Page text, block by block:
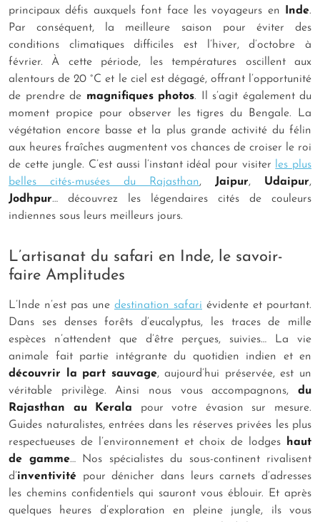
principaux défis auxquels font face les voyageurs en Inde.
Par conséquent, la meilleure saison pour éviter des
conditions climatiques difficiles est l’hiver, d’octobre à
février. À cette période, les températures oscillent aux
alentours de 20 °C et le ciel est dégagé, offrant l’opportunité
de prendre de magnifiques photos. Il s’agit également du
moment propice pour observer les tigres du Bengale. La
végétation encore basse et la plus grande activité du félin
aux heures fraîches augmentent vos chances de croiser le roi
de cette jungle. C’est aussi l’instant idéal pour visiter
les plus
belles cités-musées du Rajasthan, Jaipur, Udaipur,
Jodhpur… découvrez les légendaires cités de couleurs
indiennes sous leurs meilleurs jours.
L’artisanat du safari en Inde, le savoir-
faire Amplitudes
L’Inde n’est pas une destination safari évidente et pourtant.
Dans ses denses forêts d’eucalyptus, les traces de mille
espèces n’attendent que d’être perçues, suivies… La vie
animale fait partie intégrante du quotidien indien et en
découvrir la part sauvage, aujourd’hui préservée, est un
véritable privilège. Ainsi nous vous accompagnons, du
Rajasthan au Kerala pour votre évasion sur mesure.
Guides naturalistes, entrées dans les réserves privées les plus
respectueuses de l’environnement et choix de lodges haut
de gamme… Nos spécialistes du sous-continent rivalisent
d’inventivité pour dénicher dans leurs carnets d’adresses
les chemins confidentiels qui sauront vous éblouir. Et après
quelques heures d’exploration en pleine jungle, ils vous